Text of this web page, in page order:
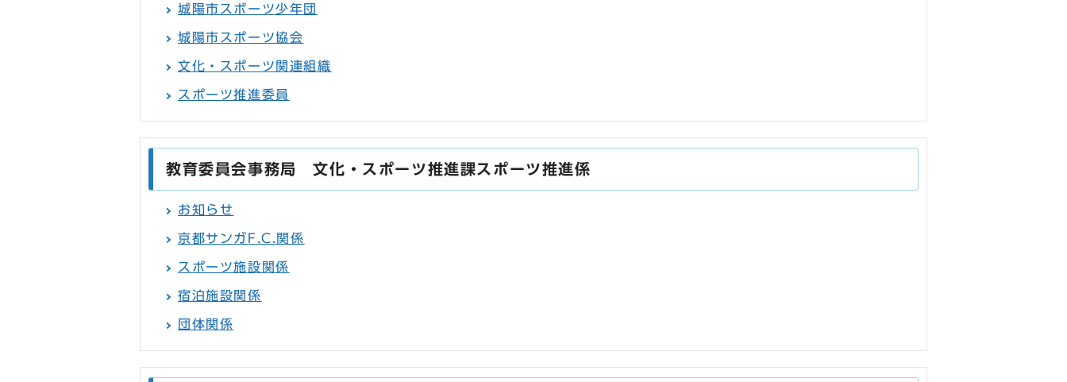
城陽市スポーツ少年団
城陽市スポーツ協会
文化・スポーツ関連組織
スポーツ推進委員
教育委員会事務局 文化・スポーツ推進課スポーツ推進係
お知らせ
京都サンガF.C.関係
スポーツ施設関係
宿泊施設関係
団体関係